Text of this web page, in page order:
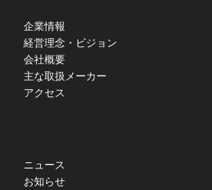
企業情報
経営理念・ビジョン
会社概要
主な取扱メーカー
アクセス
ニュース
お知らせ